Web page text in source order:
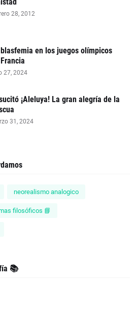
28, 2012
en los juegos olímpicos
27, 2024
¡Aleluya! La gran alegría de la
31, 2024
neorealismo analogico
filosóficos 📘
📚